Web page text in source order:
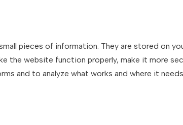
pieces of information. They are stored on
the website function properly, make it more
and to analyze what works and where it